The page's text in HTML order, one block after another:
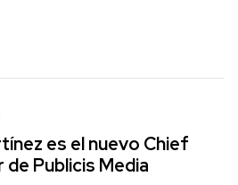
es el nuevo Chief
Publicis Media